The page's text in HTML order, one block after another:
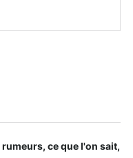
rumeurs, ce que l'on sait,